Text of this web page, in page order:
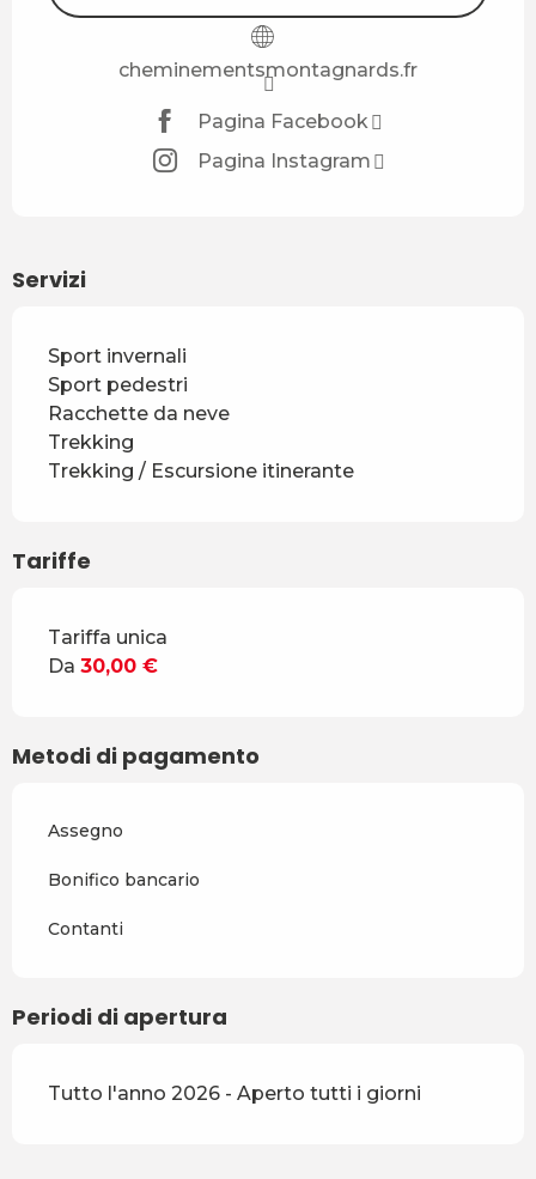
cheminementsmontagnards.fr
Pagina Facebook
Pagina Instagram
Servizi
Sport invernali
Sport pedestri
Racchette da neve
Trekking
Trekking / Escursione itinerante
Tariffe
Tariffe 2026
Tariffa unica
Da 30,00 €
Metodi di pagamento
Assegno
Bonifico bancario
Contanti
Periodi di apertura
Tutto l'anno 2026 - Aperto tutti i giorni